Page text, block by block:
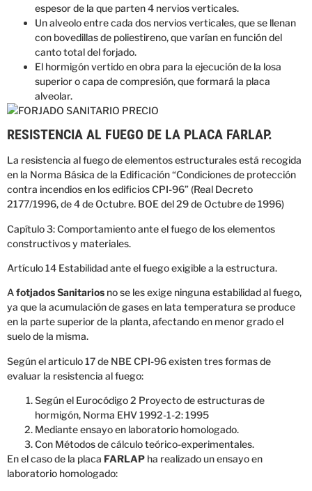
espesor de la que parten 4 nervios verticales.
Un alveolo entre cada dos nervios verticales, que se llenan
con bovedillas de poliestireno, que varían en función del
canto total del forjado.
El hormigón vertido en obra para la ejecución de la losa
superior o capa de compresión, que formará la placa
alveolar.
RESISTENCIA AL FUEGO DE LA PLACA FARLAP.
La resistencia al fuego de elementos estructurales está recogida
en la Norma Básica de la Edificación “Condiciones de protección
contra incendios en los edificios CPI-96” (Real Decreto
2177/1996, de 4 de Octubre. BOE del 29 de Octubre de 1996)
Capítulo 3: Comportamiento ante el fuego de los elementos
constructivos y materiales.
Artículo 14 Estabilidad ante el fuego exigible a la estructura.
Afotjados Sanitarios no se les exige ninguna estabilidad al fuego,
ya que la acumulación de gases en lata temperatura se produce
en la parte superior de la planta, afectando en menor grado el
suelo de la misma.
Según el articulo 17 de NBE CPI-96 existen tres formas de
evaluar la resistencia al fuego:
Según el Eurocódigo 2 Proyecto de estructuras de
hormigón, Norma EHV 1992-1-2: 1995
Mediante ensayo en laboratorio homologado.
Con Métodos de cálculo teórico-experimentales.
En el caso de la placa FARLAP ha realizado un ensayo en
laboratorio homologado: